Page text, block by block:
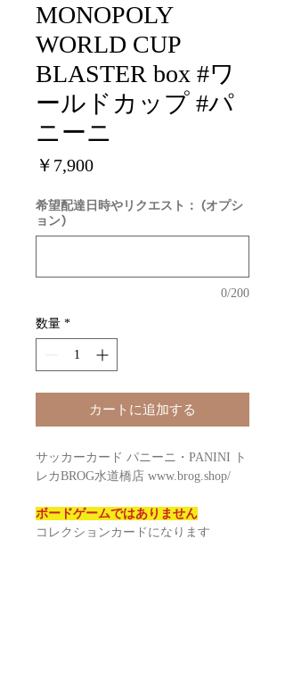
MONOPOLY
WORLD CUP
BLASTER box #ワ
ールドカップ #パ
ニーニ
￥7,900価
希望配達日時やリクエスト： (オプシ
ョン)
0/200
数量 *
カートに追加する
サッカーカード パニーニ・PANINI ト
レカBROG水道橋店 www.brog.shop/
ボードゲームではありません
コレクションカードになります